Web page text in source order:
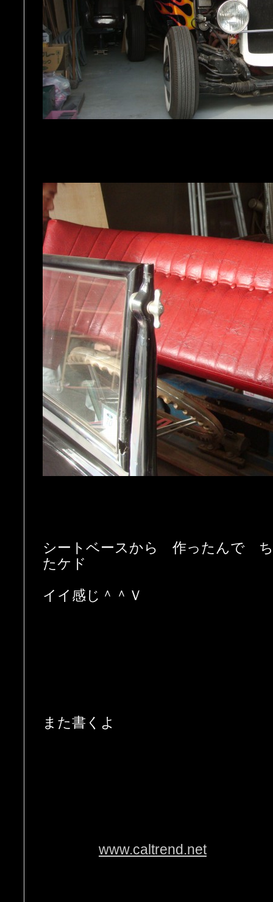
シートベースから 作ったんで ち
たケド
イイ感じ＾＾Ｖ
また書くよ
www.caltrend.net